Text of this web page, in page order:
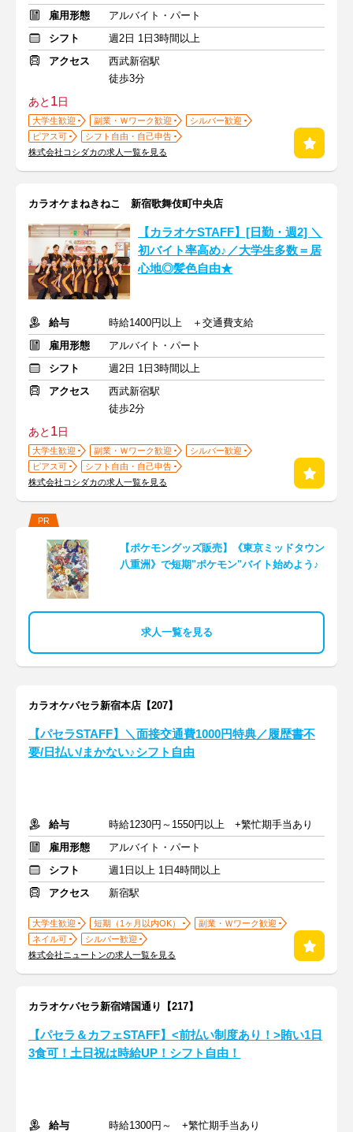
雇用形態
アルバイト・パート
シフト
週2日 1日3時間以上
アクセス
西武新宿駅
徒歩3分
あと 1日
大学生歓迎 副業・Ｗワーク歓迎
シルバー歓迎
ピアス可
シフト自由・自己申告
株式会社コシダカの求人一覧を見る
カラオケまねきねこ 新宿歌舞伎町中央店
【カラオケSTAFF】[日勤・週2] ＼
初バイト率高め♪／大学生多数＝居
心地◎髪色自由★
給与
時給1400円以上 ＋交通費支給
雇用形態
アルバイト・パート
シフト
週2日 1日3時間以上
アクセス
西武新宿駅
徒歩2分
あと 1日
大学生歓迎 副業・Ｗワーク歓迎
シルバー歓迎
ピアス可
シフト自由・自己申告
株式会社コシダカの求人一覧を見る
PR
【ポケモングッズ販売】《東京ミッドタウン
八重洲》で短期"ポケモン"バイト始めよう♪
求人一覧を見る
カラオケパセラ新宿本店【207】
【パセラSTAFF】＼面接交通費1000円特典／履歴書不
要/日払い/まかない♪シフト自由
給与
時給1230円～1550円以上 +繁忙期手当あり
雇用形態
アルバイト・パート
シフト
週1日以上 1日4時間以上
アクセス
新宿駅
大学生歓迎 短期（1ヶ月以内OK）
副業・Ｗワーク歓迎
ネイル可
シルバー歓迎
株式会社ニュートンの求人一覧を見る
カラオケパセラ新宿靖国通り【217】
【パセラ＆カフェSTAFF】<前払い制度あり！>賄い1日
3食可！土日祝は時給UP！シフト自由！
給与 時給1300円～ +繁忙期手当あり